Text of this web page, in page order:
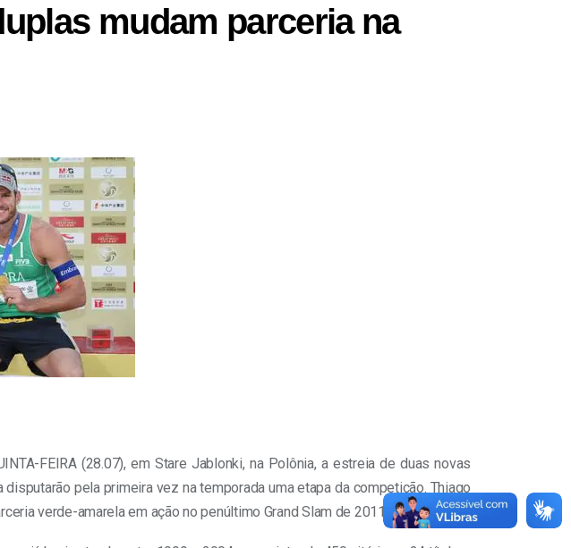
mudam parceria na
FEIRA (28.07), em Stare Jablonki, na Polônia, a estreia de duas novas
pela primeira vez na temporada uma etapa da competição. Thiago
verde-amarela em ação no penúltimo Grand Slam de 2011.